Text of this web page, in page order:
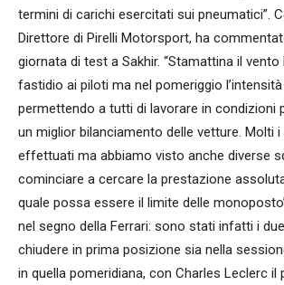
termini di carichi esercitati sui pneumatici”.
Direttore di Pirelli Motorsport, ha
giornata di test a Sakhir. “Stamattina il
fastidio ai piloti ma nel pomeriggio
permettendo a tutti di lavorare in condizioni
un miglior bilanciamento delle vetture. Molti i
effettuati ma abbiamo visto anche diverse
cominciare a cercare la prestazione
quale possa essere il limite delle
nel segno della Ferrari: sono stati infatti i
chiudere in prima posizione sia nella
in quella pomeridiana, con Charles Leclerc il